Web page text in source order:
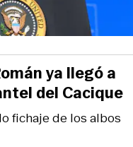
fichaje de los albos
ya llegó a
del Cacique